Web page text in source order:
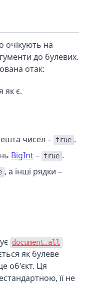
очікують на
до булевих.
отак:
як є.
чисел – true .
BigInt– true .
, а інші рядки –
document.all
як булеве
об'єкт. Ця
її не